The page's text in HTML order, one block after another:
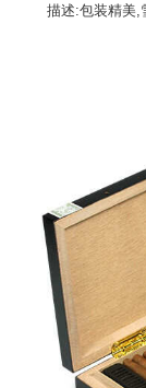
描述:包装精美,